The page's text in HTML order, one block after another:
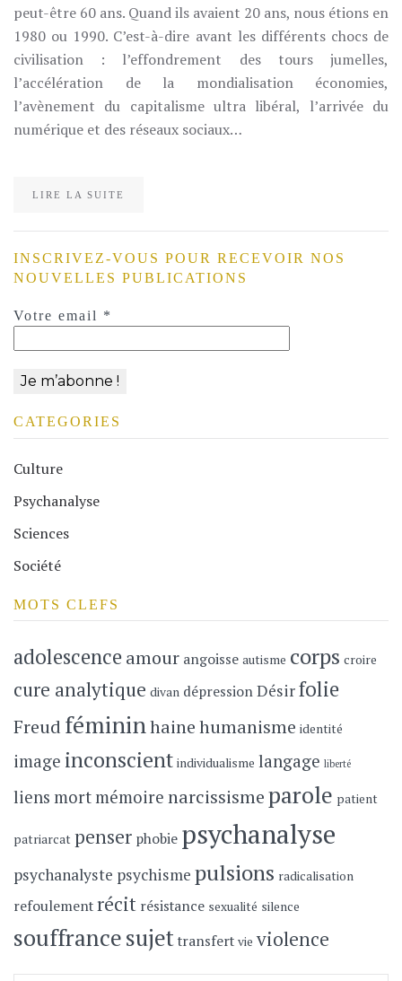
peut-être 60 ans. Quand ils avaient 20 ans, nous étions en
1980 ou 1990. C’est-à-dire avant les différents chocs de
civilisation : l’effondrement des tours jumelles,
l’accélération de la mondialisation économies,
l’avènement du capitalisme ultra libéral, l’arrivée du
numérique et des réseaux sociaux…
LIRE LA SUITE
INSCRIVEZ-VOUS POUR RECEVOIR NOS
NOUVELLES PUBLICATIONS
Votre email *
CATEGORIES
Culture
Psychanalyse
Sciences
Société
MOTS CLEFS
adolescenceamour angoisse autisme corps croire
cure analytique divan dépressionDésirfolie
Freud fémininhainehumanisme identité
image inconscient individualisme langage liberté
liens mortmémoire narcissismeparole patient
patriarcat penser phobie psychanalyse
psychanalyste psychisme pulsions radicalisation
refoulementrécit résistance sexualité silence
souffrancesujettransfert vie violence